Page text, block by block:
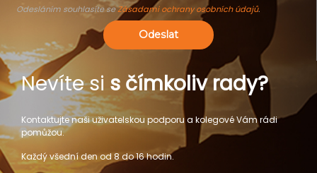
Odesláním souhlasíte seZásadami ochrany osobních údajů.
Odeslat
Nevíte si s čímkoliv rady?
Kontaktujte naši uživatelskou podporu a kolegové Vám rádi
pomůžou.
Každý všední den od 8 do 16 hodin.